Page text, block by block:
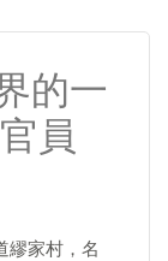
的一
員
繆家村，名